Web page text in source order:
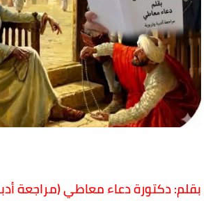
بقلم: دكتورة دعاء معاطي (مراجعة